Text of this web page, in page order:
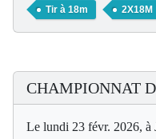
Tir à 18m 2X18M
CHAMPIONNAT
Le lundi 23 févr. 2026, à